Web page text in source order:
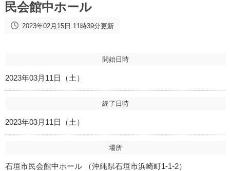
民会館中ホール
2023年02月15日 11時39分更新
開始日時
2023年03月11日（土）
終了日時
2023年03月11日（土）
場所
石垣市民会館中ホール （沖縄県石垣市浜崎町1-1-2）